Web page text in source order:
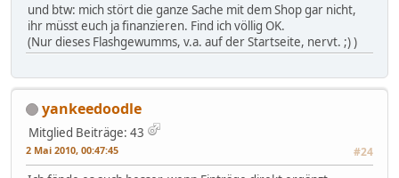
und btw: mich stört die ganze Sache mit dem Shop gar nicht,
ihr müsst euch ja finanzieren. Find ich völlig OK.
(Nur dieses Flashgewumms, v.a. auf der Startseite, nervt. ;) )
yankeedoodle
Mitglied Beiträge: 43
2 Mai 2010, 00:47:45 #24